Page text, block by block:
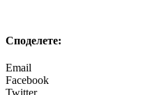
Споделeте:
Email
Facebook